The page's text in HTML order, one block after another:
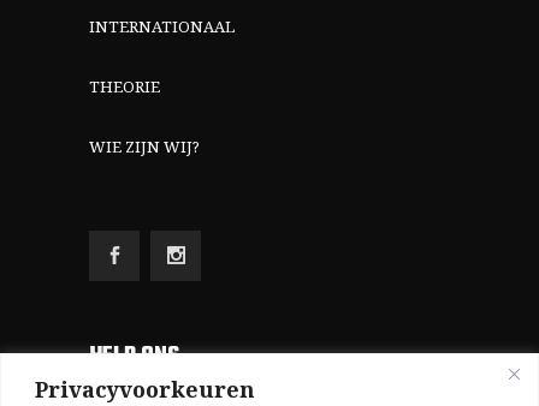
Privacyvoorkeuren
INTERNATIONAAL
THEORIE
WIE ZIJN WIJ?
HELP ONS